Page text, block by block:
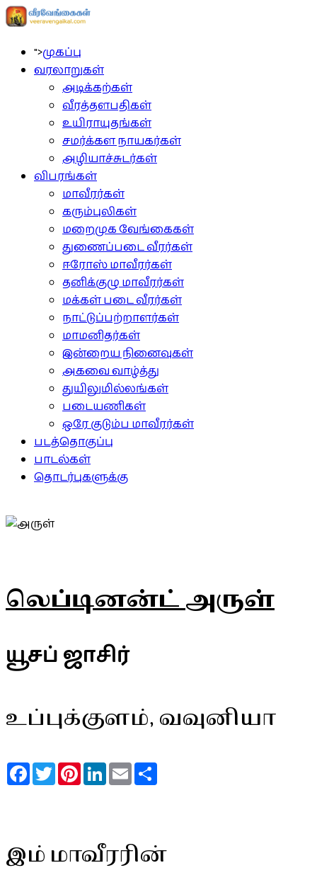
">முகப்பு
வரலாறுகள்
அடிக்கற்கள்
வீரத்தளபதிகள்
உயிராயுதங்கள்
சமர்க்கள நாயகர்கள்
அழியாச்சுடர்கள்
விபரங்கள்
மாவீரர்கள்
கரும்புலிகள்
மறைமுக வேங்கைகள்
துணைப்படை வீரர்கள்
ஈரோஸ் மாவீரர்கள்
தனிக்குழு மாவீரர்கள்
மக்கள் படை வீரர்கள்
நாட்டுப்பற்றாளர்கள்
மாமனிதர்கள்
இன்றைய நினைவுகள்
அகவை வாழ்த்து
துயிலுமில்லங்கள்
படையணிகள்
ஒரே குடும்ப மாவீரர்கள்
படத்தொகுப்பு
பாடல்கள்
தொடர்புகளுக்கு
லெப்டினன்ட் அருள்
யூசப் ஜாசிர்
உப்புக்குளம், வவுனியா
FacebookTwitterPinterestLinkedInEmail
இம் மாவீரரின்